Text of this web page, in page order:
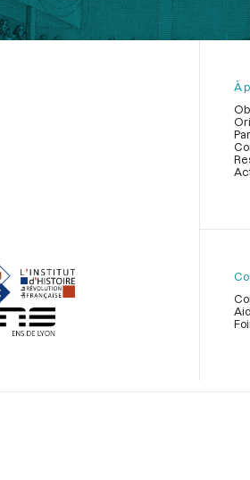
page
À